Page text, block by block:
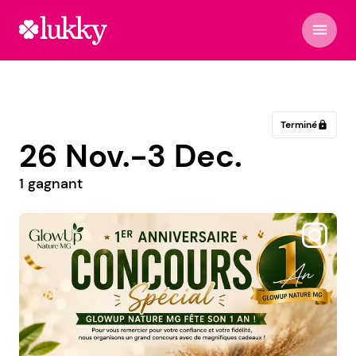
menu
Terminélock
26 Nov.-3 Dec.
1 gagnant
@maaronli.family